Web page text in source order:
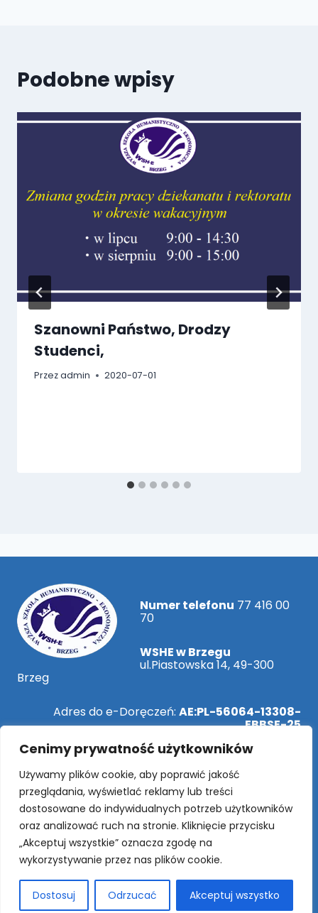
Cenimy prywatność użytkowników
Używamy plików cookie, aby poprawić jakość
przeglądania, wyświetlać reklamy lub treści
dostosowane do indywidualnych potrzeb użytkowników
oraz analizować ruch na stronie. Kliknięcie przycisku
„Akceptuj wszystkie” oznacza zgodę na
wykorzystywanie przez nas plików cookie.
Dostosuj Odrzucać Akceptuj wszystko
Podobne wpisy
Szanowni Państwo, Drodzy
Studenci,
Przezadmin 2020-07-01
Numer telefonu 77 416 00
70
WSHE w Brzegu
ul.Piastowska 14, 49-300
Brzeg
Adres do e-Doręczeń: AE:PL-56064-13308-
EBBSE-25
ePUAP: /WSHEBrzeg/SkrytkaESP
Rekrutacja Online!
SOCIAL MEDIA